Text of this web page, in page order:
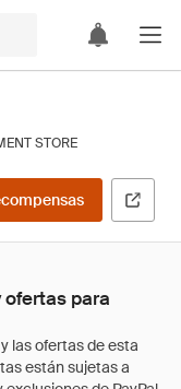
STORE
para